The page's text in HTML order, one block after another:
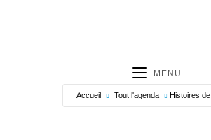
MENU
Accueil Tout l'agenda Histoires